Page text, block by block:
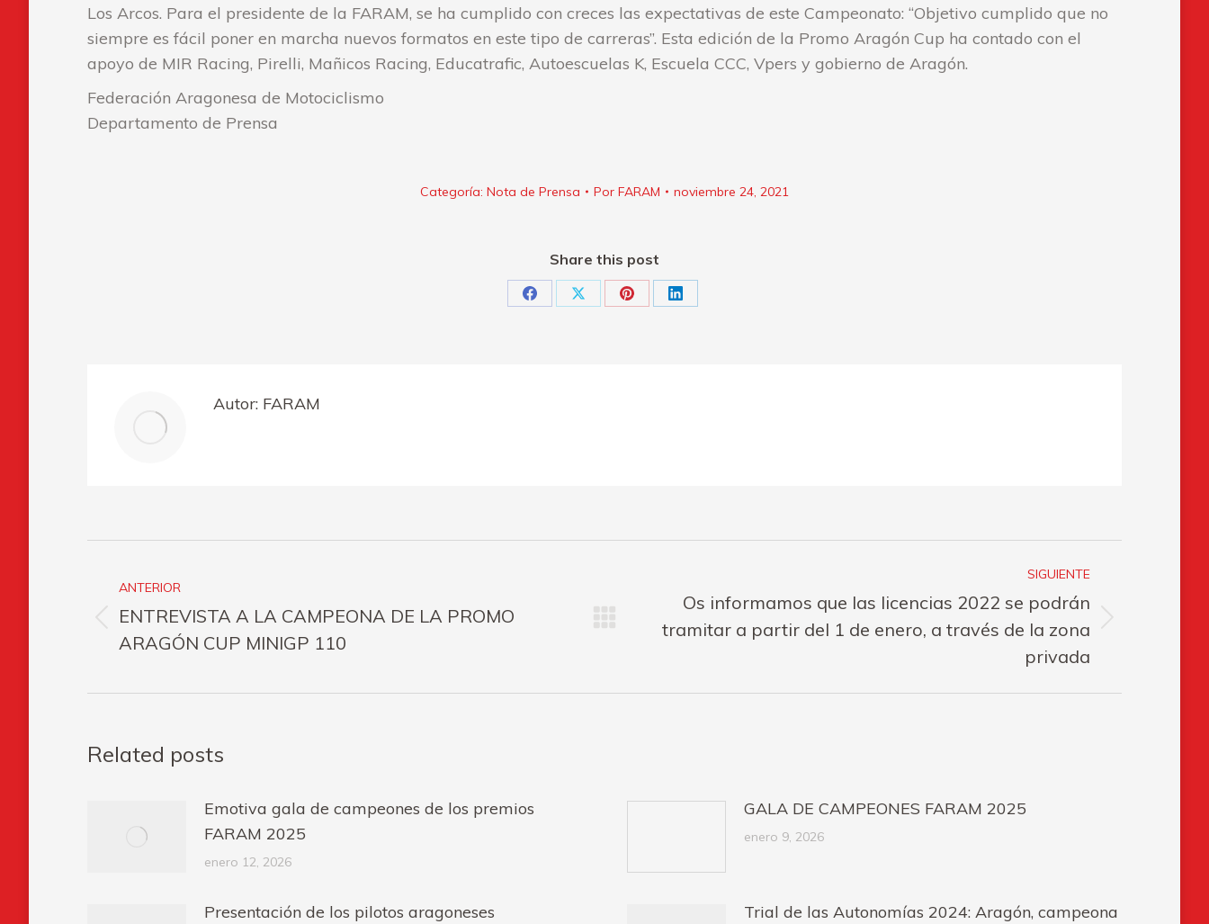
Los Arcos. Para el presidente de la FARAM, se ha cumplido con creces las expectativas de este Campeonato: “Objetivo cumplido que no
siempre es fácil poner en marcha nuevos formatos en este tipo de carreras”. Esta edición de la Promo Aragón Cup ha contado con el
apoyo de MIR Racing, Pirelli, Mañicos Racing, Educatrafic, Autoescuelas K, Escuela CCC, Vpers y gobierno de Aragón.
Federación Aragonesa de Motociclismo
Departamento de Prensa
Categoría: Nota de Prensa Por FARAM noviembre 24, 2021
Share this post
Share Share Share Share
Autor: FARAM
entre
publicaciones
ANTERIOR
Publicación
anterior:
ENTREVISTA A LA CAMPEONA DE LA PROMO
ARAGÓN CUP MINIGP 110
SIGUIENTE
Publicación
Os informamos que las licencias 2022 se podrán
tramitar a partir del 1 de enero, a través de la zona
privada
Related posts
Emotiva gala de campeones de los premios
FARAM 2025
enero 12, 2026
GALA DE CAMPEONES FARAM 2025
enero 9, 2026
Presentación de los pilotos aragoneses
Trial de las Autonomías 2024: Aragón, campeona